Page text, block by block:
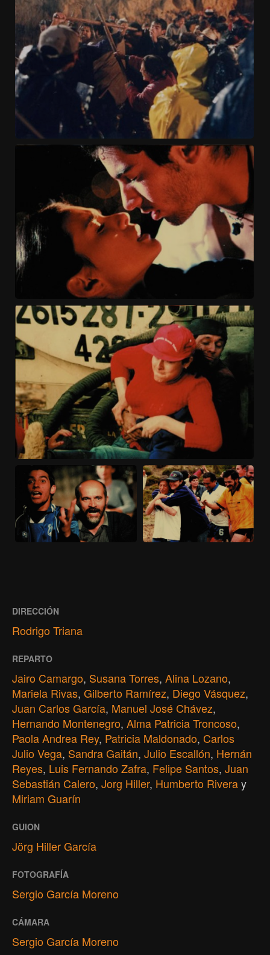
DIRECCIÓN
Rodrigo Triana
REPARTO
Jairo Camargo, Susana Torres, Alina Lozano,
Mariela Rivas, Gilberto Ramírez, Diego Vásquez,
Juan Carlos García, Manuel José Chávez,
Hernando Montenegro, Alma Patricia Troncoso,
Paola Andrea Rey, Patricia Maldonado, Carlos
Julio Vega, Sandra Gaitán, Julio Escallón, Hernán
Reyes, Luis Fernando Zafra, Felipe Santos, Juan
Sebastián Calero, Jorg Hiller, Humberto Riveray
Miriam Guarín
GUION
Jörg Hiller García
FOTOGRAFÍA
Sergio García Moreno
CÁMARA
Sergio García Moreno